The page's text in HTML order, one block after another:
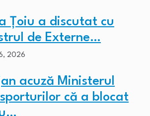
Țoiu a discutat cu
de Externe…
2026
acuză Ministerul
că a blocat